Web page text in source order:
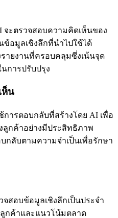
จะตรวจสอบความคิดเห็นของ
อมูลเชิงลึกที่นำไปใช้ได้
รายงานที่ครอบคลุมซึ่งเน้นจุด
การปรับปรุง
ห็น
การตอบกลับที่สร้างโดย AI เพื่อ
ลูกค้าอย่างมีประสิทธิภาพ
กลับตามความจำเป็นเพื่อรักษา
จสอบข้อมูลเชิงลึกเป็นประจำ
กค้าและแนวโน้มตลาด